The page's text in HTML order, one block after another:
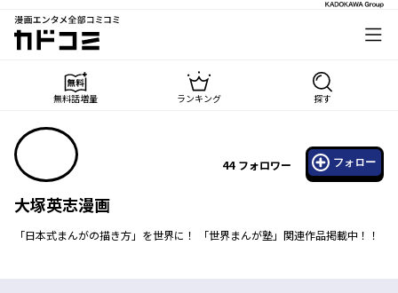
漫画エンタメ全部コミコミ
カドコミ
無料話増量 ランキング 探す
44 フォロワー フォロー
大塚英志漫画
「日本式まんがの描き方」を世界に！ 「世界まんが塾」関連作品掲載中！！